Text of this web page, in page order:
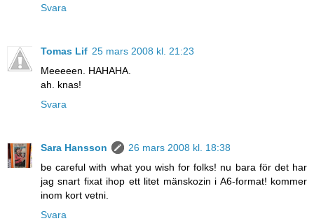
Svara
Tomas Lif 25 mars 2008 kl. 21:23
Meeeeen. HAHAHA.
ah. knas!
Svara
Sara Hansson
26 mars 2008 kl. 18:38
be careful with what you wish for folks! nu bara för det har
jag snart fixat ihop ett litet mänskozin i A6-format! kommer
inom kort vetni.
Svara